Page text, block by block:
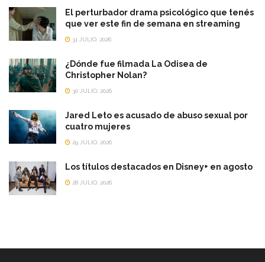
El perturbador drama psicológico que tenés
que ver este fin de semana en streaming
31 JULIO, 2026
¿Dónde fue filmada La Odisea de
Christopher Nolan?
30 JULIO, 2026
Jared Leto es acusado de abuso sexual por
cuatro mujeres
29 JULIO, 2026
Los títulos destacados en Disney+ en agosto
28 JULIO, 2026